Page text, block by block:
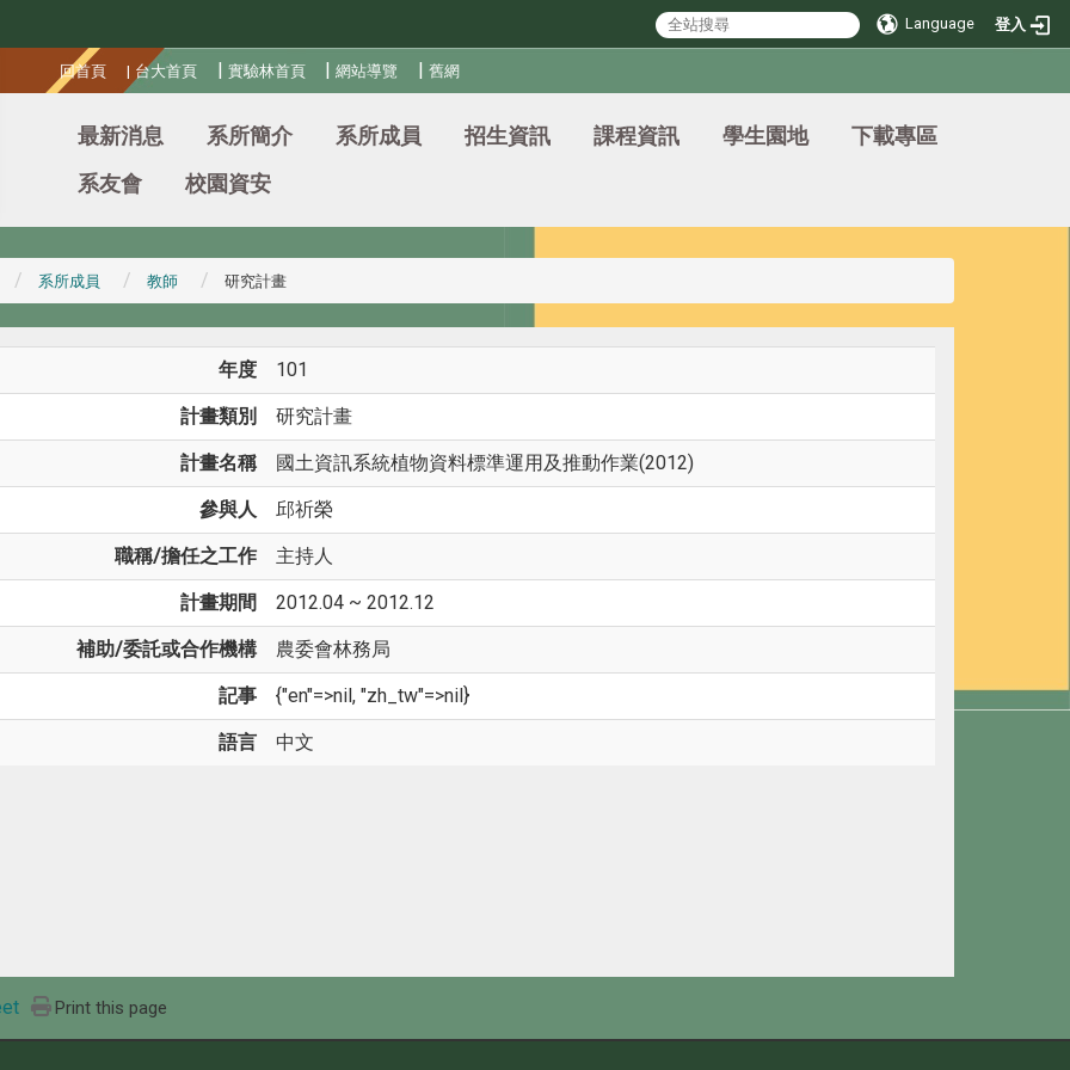
Language 登入
回首頁 | 台大首頁 | 實驗林首頁 |網站導覽 |舊網
最新消息 系所簡介 系所成員 招生資訊 課程資訊 學生園地
下載專區
系友會
校園資安
系所成員 教師 研究計畫
年度 101
計畫類別 研究計畫
計畫名稱 國土資訊系統植物資料標準運用及推動作業(2012)
參與人 邱祈榮
職稱/擔任之工作 主持人
計畫期間 2012.04 ~ 2012.12
補助/委託或合作機構 農委會林務局
記事 {"en"=>nil, "zh_tw"=>nil}
語言 中文
Print this page